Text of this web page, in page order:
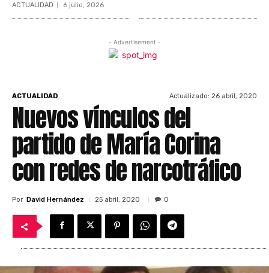
ACTUALIDAD 6 julio, 2026
- Advertisement -